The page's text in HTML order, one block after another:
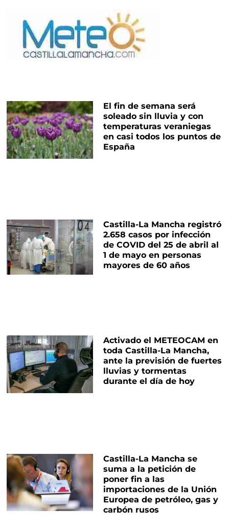
El fin de semana será
soleado sin lluvia y con
temperaturas veraniegas
en casi todos los puntos de
España
Castilla-La Mancha registró
2.658 casos por infección
de COVID del 25 de abril al
1 de mayo en personas
mayores de 60 años
Activado el METEOCAM en
toda Castilla-La Mancha,
ante la previsión de fuertes
lluvias y tormentas
durante el día de hoy
Castilla-La Mancha se
suma a la petición de
poner fin a las
importaciones de la Unión
Europea de petróleo, gas y
carbón rusos